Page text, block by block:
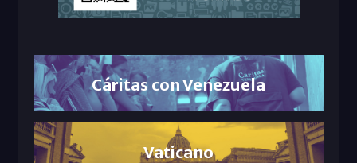
Cáritas con Venezuela
Vaticano